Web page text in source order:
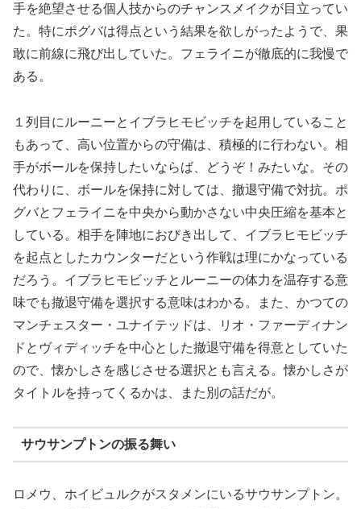
手を絶望させる個人技からのチャンスメイクが目立ってい
た。特にポグバは得点という結果を欲しがったようで、果
敢に前線に飛び出していた。フェライニが徹底的に我慢で
ある。
１列目にルーニーとイブラヒモビッチを起用していること
もあって、高い位置からの守備は、積極的に行わない。相
手がボールを保持したいならば、どうぞ！みたいな。その
代わりに、ボールを保持に対しては、撤退守備で対抗。ポ
グバとフェライニを中央から動かさない中央圧縮を基本と
している。相手を陣地におびき出して、イブラヒモビッチ
を起点としたカウンターだという作戦は理にかなっている
だろう。イブラヒモビッチとルーニーの体力を温存する意
味でも撤退守備を選択する意味はわかる。また、かつての
マンチェスター・ユナイテッドは、リオ・ファーディナン
ドとヴィディッチを中心とした撤退守備を得意としていた
ので、懐かしさを感じさせる選択とも言える。懐かしさが
タイトルを持ってくるかは、また別の話だが。
サウサンプトンの振る舞い
ロメウ、ホイビュルクがスタメンにいるサウサンプトン。